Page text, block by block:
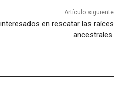
Artículo siguiente
en rescatar las raíces
ancestrales.